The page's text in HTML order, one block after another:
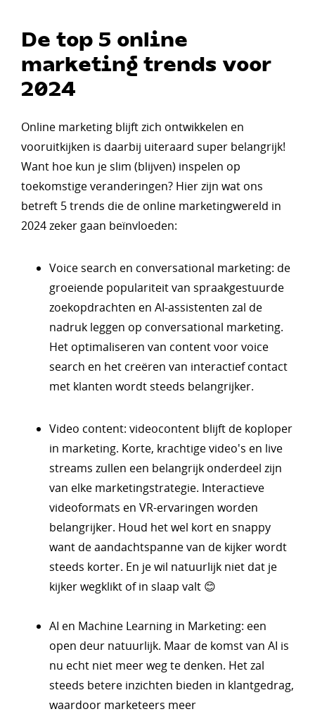
De top 5 online
marketing trends voor
2024
Online marketing blijft zich ontwikkelen en
vooruitkijken is daarbij uiteraard super belangrijk!
Want hoe kun je slim (blijven) inspelen op
toekomstige veranderingen? Hier zijn wat ons
betreft 5 trends die de online marketingwereld in
2024 zeker gaan beïnvloeden:
Voice search en conversational marketing: de
groeiende populariteit van spraakgestuurde
zoekopdrachten en AI-assistenten zal de
nadruk leggen op conversational marketing.
Het optimaliseren van content voor voice
search en het creëren van interactief contact
met klanten wordt steeds belangrijker.
Video content: videocontent blijft de koploper
in marketing. Korte, krachtige video's en live
streams zullen een belangrijk onderdeel zijn
van elke marketingstrategie. Interactieve
videoformats en VR-ervaringen worden
belangrijker. Houd het wel kort en snappy
want de aandachtspanne van de kijker wordt
steeds korter. En je wil natuurlijk niet dat je
kijker wegklikt of in slaap valt 😊
AI en Machine Learning in Marketing: een
open deur natuurlijk. Maar de komst van AI is
nu echt niet meer weg te denken. Het zal
steeds betere inzichten bieden in klantgedrag,
waardoor marketeers meer